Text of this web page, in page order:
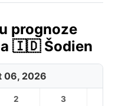
prognoze
🇮🇩 Šodien
06, 2026
2 3